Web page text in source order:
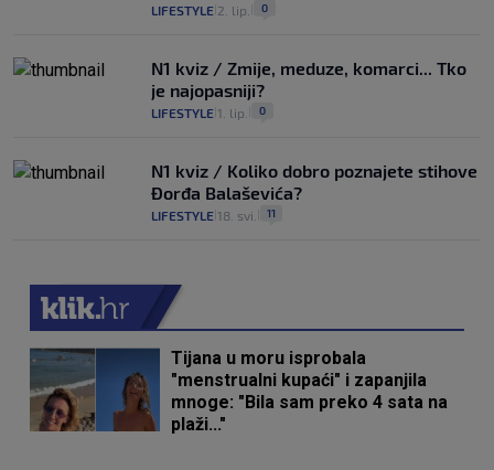
LIFESTYLE 2. lip. 0
N1 kviz / Zmije, meduze, komarci... Tko
je najopasniji?
LIFESTYLE 1. lip. 0
N1 kviz / Koliko dobro poznajete stihove
Đorđa Balaševića?
LIFESTYLE 18. svi. 11
Tijana u moru isprobala
"menstrualni kupaći" i zapanjila
mnoge: "Bila sam preko 4 sata na
plaži..."